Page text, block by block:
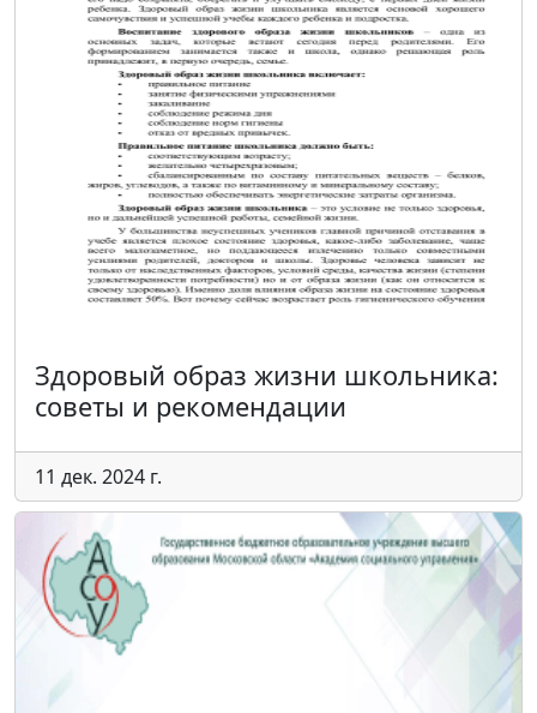
Здоровый образ жизни школьника:
советы и рекомендации
11 дек. 2024 г.